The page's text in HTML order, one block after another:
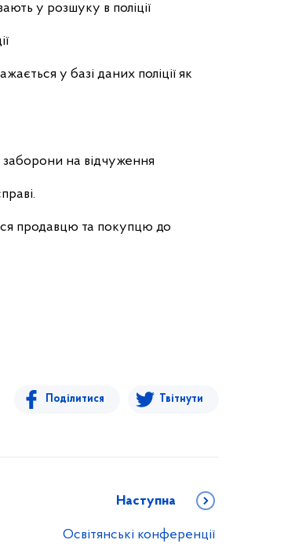
у розшуку в поліції
у базі даних поліції як
заборони на відчуження
продавцю та покупцю до
Поділитися Твітнути
Наступна
Освітянські конференції